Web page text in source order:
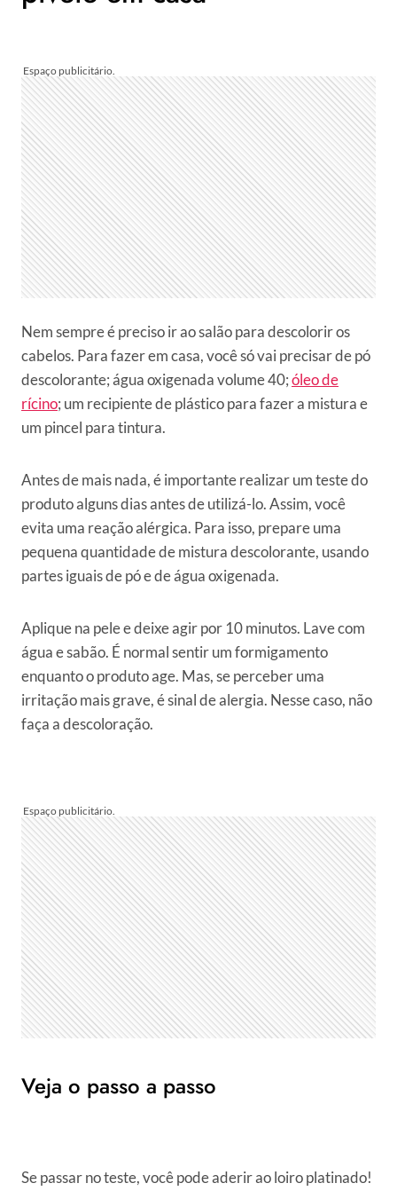
Nem sempre é preciso ir ao salão para descolorir os
cabelos. Para fazer em casa, você só vai precisar de pó
descolorante; água oxigenada volume 40;óleo de
rícino; um recipiente de plástico para fazer a mistura e
um pincel para tintura.
Antes de mais nada, é importante realizar um teste do
produto alguns dias antes de utilizá-lo. Assim, você
evita uma reação alérgica. Para isso, prepare uma
pequena quantidade de mistura descolorante, usando
partes iguais de pó e de água oxigenada.
Aplique na pele e deixe agir por 10 minutos. Lave com
água e sabão. É normal sentir um formigamento
enquanto o produto age. Mas, se perceber uma
irritação mais grave, é sinal de alergia. Nesse caso, não
faça a descoloração.
Veja o passo a passo
Se passar no teste, você pode aderir ao loiro platinado!